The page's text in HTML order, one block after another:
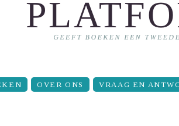
OVER ONS VRAAG EN